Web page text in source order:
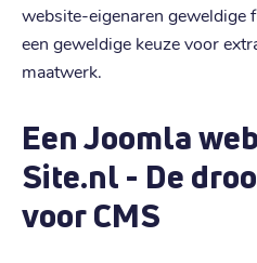
website-eigenaren geweldige
een geweldige keuze voor
maatwerk.
Een Joomla
Site.nl - De
voor CMS